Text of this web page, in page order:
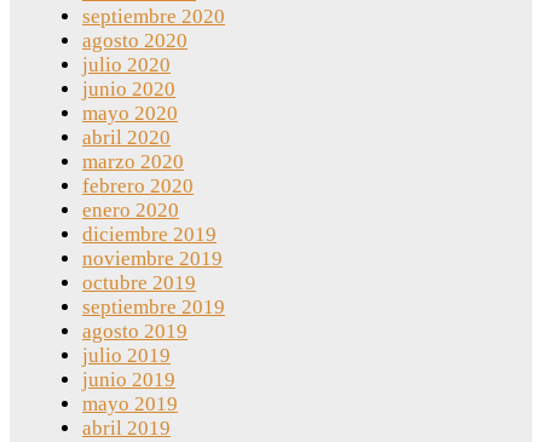
septiembre 2020
agosto 2020
julio 2020
junio 2020
mayo 2020
abril 2020
marzo 2020
febrero 2020
enero 2020
diciembre 2019
noviembre 2019
octubre 2019
septiembre 2019
agosto 2019
julio 2019
junio 2019
mayo 2019
abril 2019